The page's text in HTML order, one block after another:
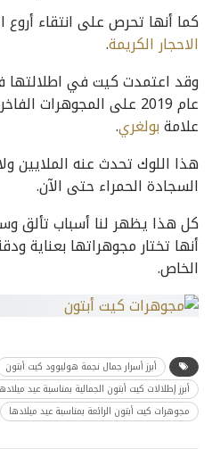
كما أنها تحرص على انتقاء
الاحجار الكريمة.
وقد اعتمدت كيت في اطلالتها
علامةبولغري.
هذا اللوك تحدث عنه الملايين
السجادة الحمراء حتى الآن.
كل هذا يظهر لنا أسباب تألق
أنها تختار مجوهراتها بعناية
الخاص.
أبرز أسرار جمال نجمة هوليوود كيت أبتون
أبرز إطلالات كيت أبتون الجمالية بمناسبة عيد
مجوهرات كيت أبتون الرائعة بمناسبة عيد ميلادها